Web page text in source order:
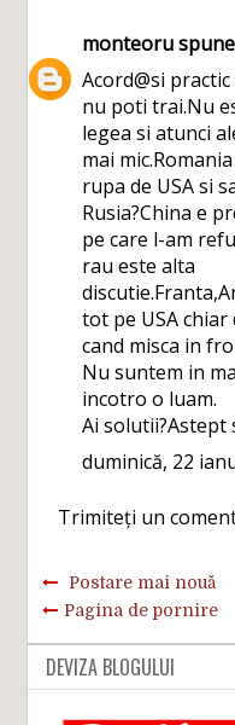
monteoru
Acord@si
nu poti trai.Nu
legea si atunci
mai
rupa de USA si
Rusia?China e
pe care l-am
rau este alta
tot pe USA
cand misca in
Nu suntem in
incotro o luam.
Ai
duminică, 22
Trimiteți un
Postare mai nouă
Pagina de pornire
DEVIZA BLOGULUI